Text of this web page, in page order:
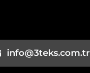
info@3teks.com.tr